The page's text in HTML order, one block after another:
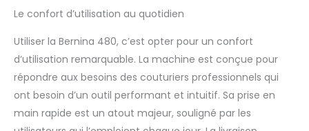
Le confort d’utilisation au quotidien
Utiliser la Bernina 480, c’est opter pour un confort
d’utilisation remarquable. La machine est conçue pour
répondre aux besoins des couturiers professionnels qui
ont besoin d’un outil performant et intuitif. Sa prise en
main rapide est un atout majeur, souligné par les